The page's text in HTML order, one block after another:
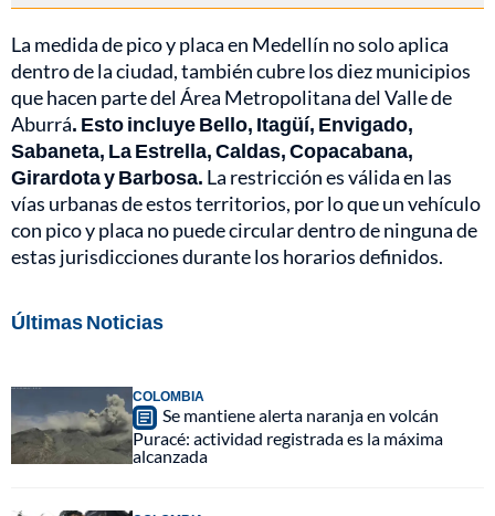
La medida de pico y placa en Medellín no solo aplica
dentro de la ciudad, también cubre los diez municipios
que hacen parte del Área Metropolitana del Valle de
Aburrá. Esto incluye Bello, Itagüí, Envigado,
Sabaneta, La Estrella, Caldas, Copacabana,
Girardota y Barbosa. La restricción es válida en las
vías urbanas de estos territorios, por lo que un vehículo
con pico y placa no puede circular dentro de ninguna de
estas jurisdicciones durante los horarios definidos.
Últimas Noticias
COLOMBIA
Se mantiene alerta naranja en volcán
Puracé: actividad registrada es la máxima
alcanzada